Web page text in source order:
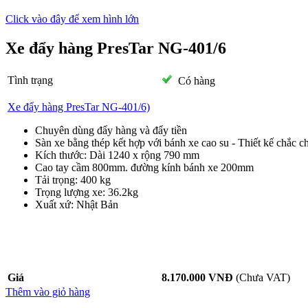
Click vào đây để xem hình lớn
Xe đẩy hàng PresTar NG-401/6
Tình trạng Có hàng
Xe đẩy hàng PresTar NG-401/6)
Chuyên dùng đẩy hàng và đẩy tiền
Sàn xe bằng thép kết hợp với bánh xe cao su - Thiết kế chắc
Kích thước: Dài 1240 x rộng 790 mm
Cao tay cầm 800mm. đường kính bánh xe 200mm
Tải trọng: 400 kg
Trọng lượng xe: 36.2kg
Xuất xứ: Nhật Bản
Giá 8.170.000 VNĐ (Chưa VAT)
Thêm vào giỏ hàng